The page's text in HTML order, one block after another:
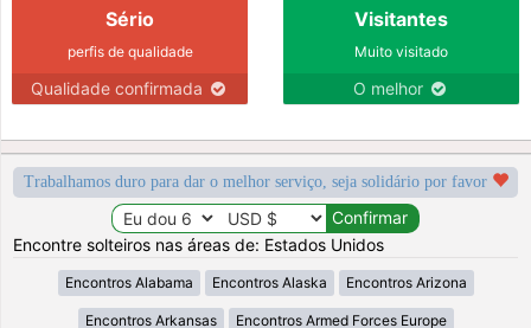
Sério
perfis de qualidade
Qualidade confirmada
Visitantes
Muito visitado
O melhor
Trabalhamos duro para dar o melhor serviço, seja solidário por favor
Encontre solteiros nas áreas de: Estados Unidos
Encontros Alabama Encontros Alaska Encontros Arizona
Encontros Arkansas Encontros Armed Forces Europe